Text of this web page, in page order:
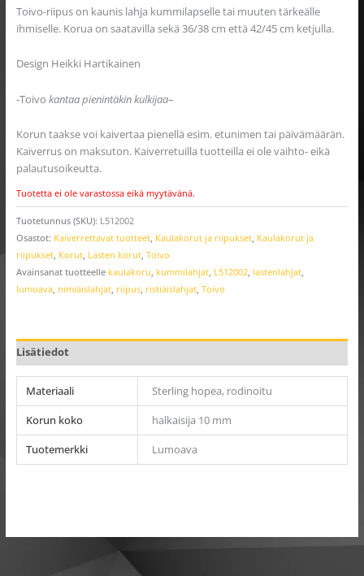
Toivo-riipus on kaunis lahja kummilapselle tai muuten tärkeälle
ihmiselle. Korua on saatavilla sekä 36/38 cm että 42/45 cm ketjulla.
Design Heikki Hartikainen
-Toivo kantaa pienintäkin kulkijaa–
Korun taakse voi kaivertaa pienellä esim. etunimen tai päivämäärän.
Kaiverrus on maksuton. Kaiverretuilla tuotteilla ei ole vaihto- eikä
palautusoikeutta.
Tuotetta ei ole varastossa eikä myytävänä.
Tuotetunnus (SKU): L512002
Osastot: Kaiverrettavat tuotteet, Kaulakorut ja riipukset, Kaulakorut ja
riipukset, Korut, Lasten korut, Toivo
Avainsanat tuotteelle kaulakoru kummilahjat, L512002, lastenlahjat,
lumoava, nimiäislahjat, riipus, ristiäislahjat, Toivo
Lisätiedot
Materiaali
Sterling hopea, rodinoitu
Korun koko
halkaisija 10 mm
Tuotemerkki
Lumoava